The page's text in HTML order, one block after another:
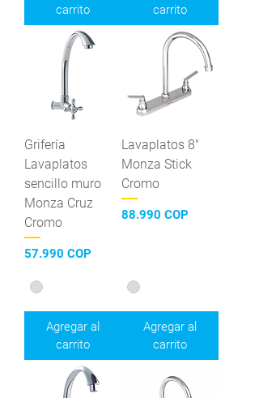
carrito
carrito
Grifería
Lavaplatos
sencillo muro
Monza Cruz
Cromo
Precio
57.990 COP
Agregar al
carrito
Lavaplatos 8"
Monza Stick
Cromo
Precio
88.990 COP
Agregar al
carrito